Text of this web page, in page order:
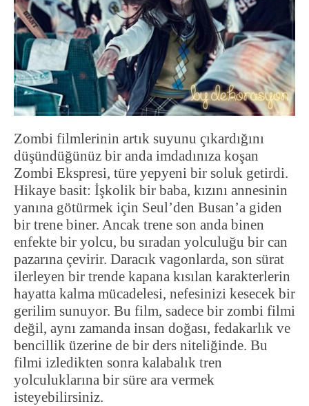
Zombi filmlerinin artık suyunu çıkardığını
düşündüğünüz bir anda imdadınıza koşan
Zombi Ekspresi, türe yepyeni bir soluk getirdi.
Hikaye basit: İşkolik bir baba, kızını annesinin
yanına götürmek için Seul’den Busan’a giden
bir trene biner. Ancak trene son anda binen
enfekte bir yolcu, bu sıradan yolculuğu bir can
pazarına çevirir. Daracık vagonlarda, son sürat
ilerleyen bir trende kapana kısılan karakterlerin
hayatta kalma mücadelesi, nefesinizi kesecek bir
gerilim sunuyor. Bu film, sadece bir zombi filmi
değil, aynı zamanda insan doğası, fedakarlık ve
bencillik üzerine de bir ders niteliğinde. Bu
filmi izledikten sonra kalabalık tren
yolculuklarına bir süre ara vermek
isteyebilirsiniz.